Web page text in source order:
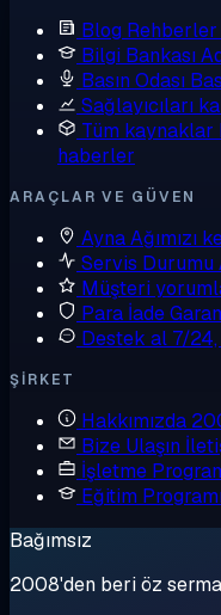
Blog
Bilgi Bankası
Basın Odası
Sağlayıcıları
Tüm kaynaklar
haberler
ARAÇLAR VE GÜVEN
AynaAğımızı
Servis Durumu
Müşteri
Para İade
Destek al 7/
ŞIRKET
Hakkımızda
Bize Ulaşın
İşletme
Eğitim Programı
Bağımsız
2008'den beri öz